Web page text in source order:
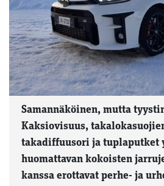
Samannäköinen, mutta
Kaksiovisuus,
takadiffuusori ja tuplaputket
huomattavan kokoisten
kanssa erottavat perhe- ja